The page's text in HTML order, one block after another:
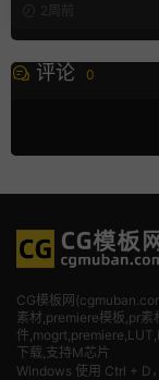
2周前
评论 0
CG模板网
素材 ,premiere模板,pr
件
下载,支持M芯片
Windows 使用 Ctrl + D